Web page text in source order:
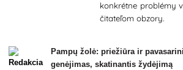
konkrétne problémy
čitateľom obzory.
Pampų žolė: priežiūra ir
genėjimas, skatinantis žydėjimą